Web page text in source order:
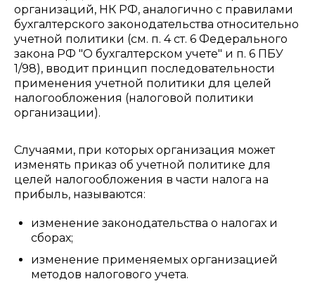
организаций, НК РФ, аналогично с правилами
бухгалтерского законодательства относительно
учетной политики (см. п. 4 ст. 6 Федерального
закона РФ "О бухгалтерском учете" и п. 6 ПБУ
1/98), вводит принцип последовательности
применения учетной политики для целей
налогообложения (налоговой политики
организации).
Случаями, при которых организация может
изменять приказ об учетной политике для
целей налогообложения в части налога на
прибыль, называются:
изменение законодательства о налогах и
сборах;
изменение применяемых организацией
методов налогового учета.